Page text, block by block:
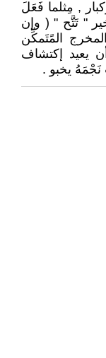
, مِثلما فَعَلَ
" تَتَّح " ( وإن
المًتَمكِّن
يعيد إكتشاف
يخبو .